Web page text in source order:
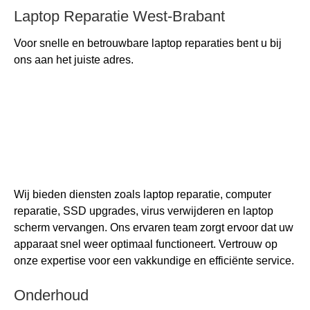
Laptop Reparatie West-Brabant
Voor snelle en betrouwbare laptop reparaties bent u bij
ons aan het juiste adres.
Wij bieden diensten zoals laptop reparatie, computer
reparatie, SSD upgrades, virus verwijderen en laptop
scherm vervangen. Ons ervaren team zorgt ervoor dat uw
apparaat snel weer optimaal functioneert. Vertrouw op
onze expertise voor een vakkundige en efficiënte service.
Onderhoud